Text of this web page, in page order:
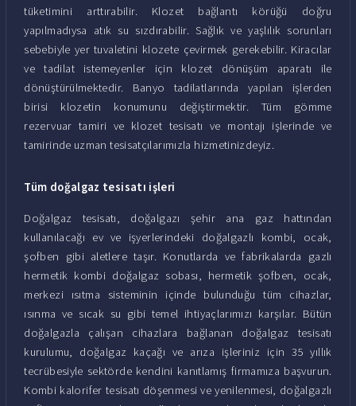
tüketimini arttırabilir. Klozet bağlantı körüğü doğru
yapılmadıysa atık su sızdırabilir. Sağlık ve yaşlılık sorunları
sebebiyle yer tuvaletini klozete çevirmek gerekebilir. Kiracılar
ve tadilat istemeyenler için klozet dönüşüm aparatı ile
dönüştürülmektedir. Banyo tadilatlarında yapılan işlerden
birisi klozetin konumunu değiştirmektir. Tüm gömme
rezervuar tamiri ve klozet tesisatı ve montajı işlerinde ve
tamirinde uzman tesisatçılarımızla hizmetinizdeyiz.
Tüm doğalgaz tesisatı işleri
Doğalgaz tesisatı, doğalgazı şehir ana gaz hattından
kullanılacağı ev ve işyerlerindeki doğalgazlı kombi, ocak,
şofben gibi aletlere taşır. Konutlarda ve fabrikalarda gazlı
hermetik kombi doğalgaz sobası, hermetik şofben, ocak,
merkezi ısıtma sisteminin içinde bulunduğu tüm cihazlar,
ısınma ve sıcak su gibi temel ihtiyaçlarımızı karşılar. Bütün
doğalgazla çalışan cihazlara bağlanan doğalgaz tesisatı
kurulumu, doğalgaz kaçağı ve arıza işleriniz için 35 yıllık
tecrübesiyle sektörde kendini kanıtlamış firmamıza başvurun.
Kombi kalorifer tesisatı döşenmesi ve yenilenmesi, doğalgazlı